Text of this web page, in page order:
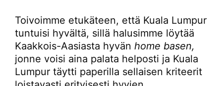
Toivoimme etukäteen, että Kuala Lumpur
tuntuisi hyvältä, sillä halusimme löytää
Kaakkois-Aasiasta hyvän home basen,
jonne voisi aina palata helposti ja Kuala
Lumpur täytti paperilla sellaisen kriteerit